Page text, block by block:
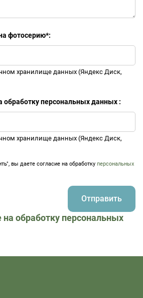
фотосерию*:
хранилище данных (Яндекс Диск,
обработку персональных данных :
хранилище данных (Яндекс Диск,
вы даете согласие на обработку персональных
Отправить
на обработку персональных